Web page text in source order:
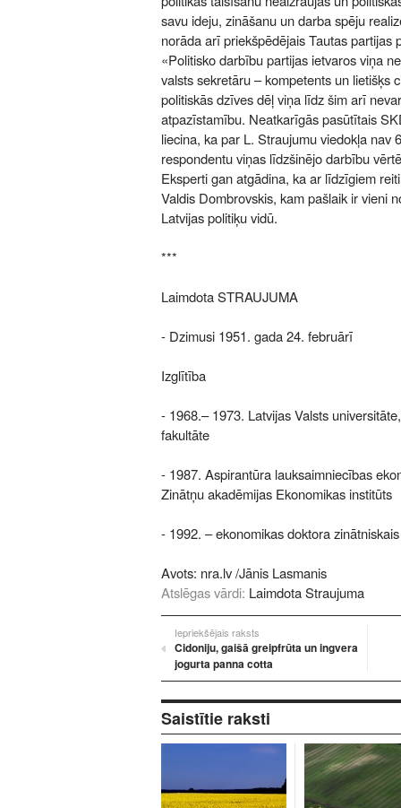
savu ideju, zināšanu un darba spēju
norāda arī priekšpēdējais Tautas partijas
«Politisko darbību partijas ietvaros viņa
valsts sekretāru – kompetents un lietišķs
politiskās dzīves dēļ viņa līdz šim arī
atpazīstamību. Neatkarīgās pasūtītais
liecina, ka par L. Straujumu viedokļa nav
respondentu viņas līdzšinējo darbību
Eksperti gan atgādina, ka ar līdzīgiem
Valdis Dombrovskis, kam pašlaik ir vieni
Latvijas politiķu vidū.
***
Laimdota STRAUJUMA
- Dzimusi 1951. gada 24. februārī
Izglītība
- 1968.– 1973. Latvijas Valsts
fakultāte
- 1987. Aspirantūra lauksaimniecības
Zinātņu akadēmijas Ekonomikas institūts
- 1992. – ekonomikas doktora
Avots: nra.lv/Jānis Lasmanis
Atslēgas vārdi: Laimdota Straujuma
Iepriekšējais raksts
Cidoniju, gaišā greipfrūta un ingvera
jogurta panna cotta
Saistītie raksti